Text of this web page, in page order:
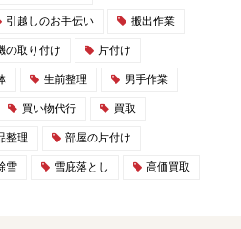
引越しのお手伝い 搬出作業
の取り付け 片付け
生前整理 男手作業
買い物代行 買取
整理 部屋の片付け
雪 雪庇落とし 高価買取